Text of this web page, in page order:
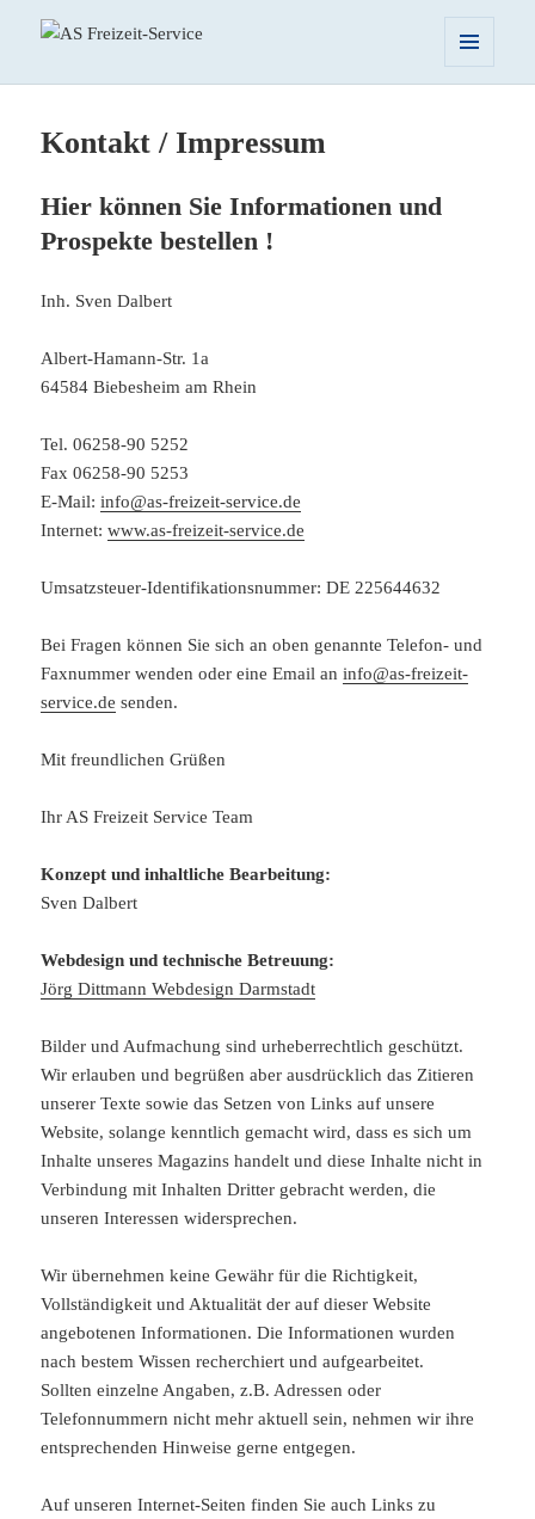
AS Freizeit-Service
Kontakt / Impressum
Hier können Sie Informationen und
Prospekte bestellen !
Inh. Sven Dalbert
Albert-Hamann-Str. 1a
64584 Biebesheim am Rhein
Tel. 06258-90 5252
Fax 06258-90 5253
E-Mail:info@as-freizeit-service.de
Internet:www.as-freizeit-service.de
Umsatzsteuer-Identifikationsnummer: DE 225644632
Bei Fragen können Sie sich an oben genannte Telefon- und
Faxnummer wenden oder eine Email aninfo@as-freizeit-
service.de senden.
Mit freundlichen Grüßen
Ihr AS Freizeit Service Team
Konzept und inhaltliche Bearbeitung:
Sven Dalbert
Webdesign und technische Betreuung:
Jörg Dittmann Webdesign Darmstadt
Bilder und Aufmachung sind urheberrechtlich geschützt.
Wir erlauben und begrüßen aber ausdrücklich das Zitieren
unserer Texte sowie das Setzen von Links auf unsere
Website, solange kenntlich gemacht wird, dass es sich um
Inhalte unseres Magazins handelt und diese Inhalte nicht in
Verbindung mit Inhalten Dritter gebracht werden, die
unseren Interessen widersprechen.
Wir übernehmen keine Gewähr für die Richtigkeit,
Vollständigkeit und Aktualität der auf dieser Website
angebotenen Informationen. Die Informationen wurden
nach bestem Wissen recherchiert und aufgearbeitet.
Sollten einzelne Angaben, z.B. Adressen oder
Telefonnummern nicht mehr aktuell sein, nehmen wir ihre
entsprechenden Hinweise gerne entgegen.
Auf unseren Internet-Seiten finden Sie auch Links zu